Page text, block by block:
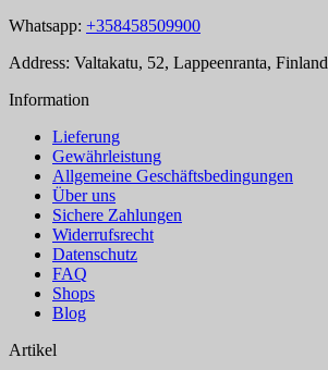
Whatsapp: +358458509900
Address: Valtakatu, 52, Lappeenranta, Finland
Information
Lieferung
Gewährleistung
Allgemeine Geschäftsbedingungen
Über uns
Sichere Zahlungen
Widerrufsrecht
Datenschutz
FAQ
Shops
Blog
Artikel